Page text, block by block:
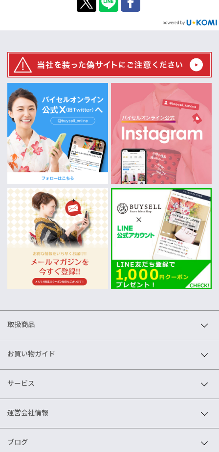
取扱商品
お買い物ガイド
サービス
運営会社情報
ブログ